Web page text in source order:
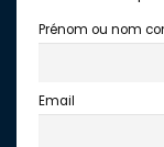
Prénom ou nom
Email